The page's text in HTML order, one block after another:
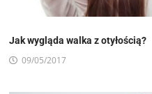
Jak wygląda walka z otyłością?
09/05/2017